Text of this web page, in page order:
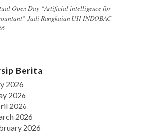
Open Day “Artificial Intelligence for
Jadi Rangkaian UII INDOBAC
Berita
2026
2026
2026
2026
2026